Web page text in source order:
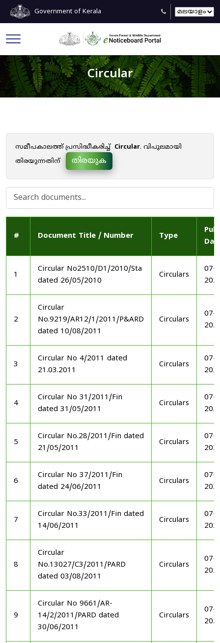
Government of Kerala
Circular
സമീപകാലത്ത് പ്രസിദ്ധീകരിച്ച് Circular. വിപുലമായി
തിരയുന്നതിന്
തിരയുക
# Document Title / Number Type
1
Circular No2510/D1/2010/Sta
dated 26/05/2010
Circulars
07-
2
Circular
No.9219/AR12/1/2011/P&ARD
dated 10/08/2011
Circulars
07-
3
Circular No 4/2011 dated
21.03.2011
Circulars
07-
4
Circular No 31/2011/Fin
dated 31/05/2011
Circulars
07-
5
Circular No.28/2011/Fin dated
21/05/2011
Circulars
07-
6
Circular No 37/2011/Fin
dated 24/06/2011
Circulars
07-
7
Circular No.33/2011/Fin dated
14/06/2011
Circulars
07-
8
Circular
No.13027/C3/2011/PARD
dated 03/08/2011
Circulars
07-
9
Circular No 9661/AR-
14/2/2011/PARD dated
30/06/2011
Circulars
07-